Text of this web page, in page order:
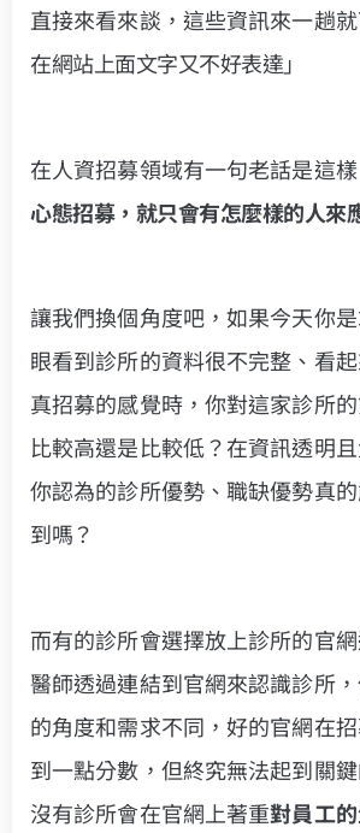
直接來看來談，這些資訊來一趟
在網站上面文字又不好表達」
在人資招募領域有一句老話是這
心態招募，就只會有怎麼樣的人來
讓我們換個角度吧，如果今天你
眼看到診所的資料很不完整、看
真招募的感覺時，你對這家診所
比較高還是比較低？在資訊透明
你認為的診所優勢、職缺優勢真
到嗎？
而有的診所會選擇放上診所的官
醫師透過連結到官網來認識診所
的角度和需求不同，好的官網在
到一點分數，但終究無法起到關
沒有診所會在官網上著重對員工